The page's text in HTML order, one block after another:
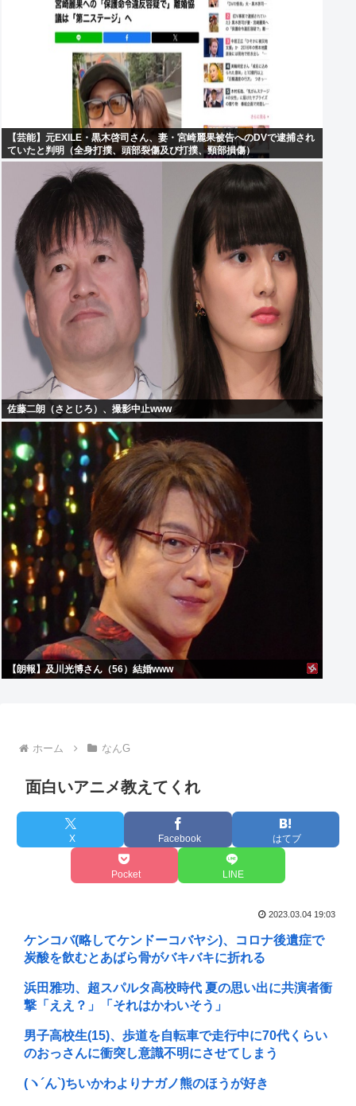
【芸能】元EXILE・黒木啓司さん、妻・宮崎麗果被告へのDVで逮捕され
ていたと判明（全身打撲、頭部裂傷及び打撲、頸部損傷）
佐藤二朗（さとじろ）、撮影中止www
【朗報】及川光博さん（56）結婚www
ホーム なんG
面白いアニメ教えてくれ
X Facebook はてブ
Pocket LINE
2023.03.04 19:03
ケンコバ(略してケンドーコバヤシ)、コロナ後遺症で
炭酸を飲むとあばら骨がバキバキに折れる
浜田雅功、超スパルタ高校時代 夏の思い出に共演者衝
撃「ええ？」「それはかわいそう」
男子高校生(15)、歩道を自転車で走行中に70代くらい
のおっさんに衝突し意識不明にさせてしまう
(ヽ´ん`) ちいかわよりナガノ熊のほうが好き